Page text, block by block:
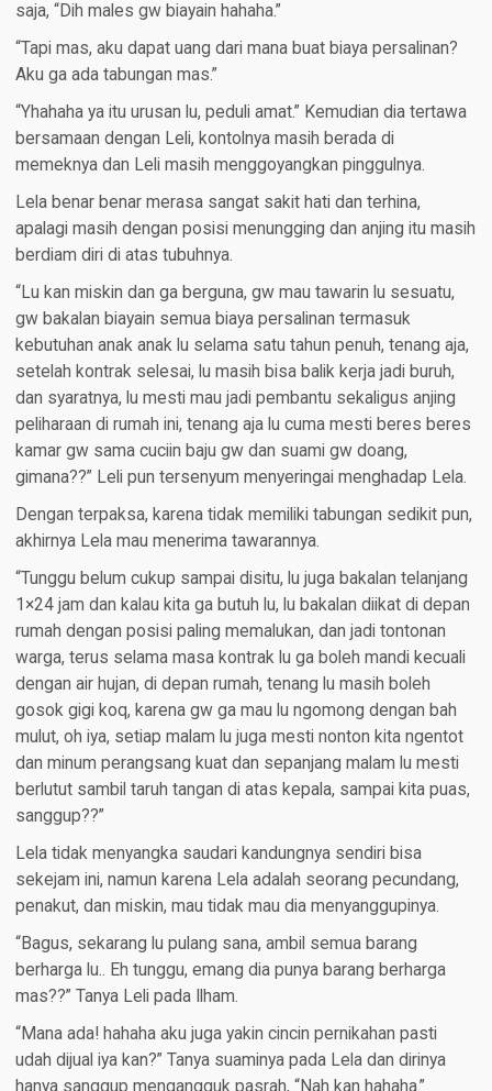
saja, “Dih males gw biayain hahaha.”
“Tapi mas, aku dapat uang dari mana buat biaya persalinan?
Aku ga ada tabungan mas.”
“Yhahaha ya itu urusan lu, peduli amat.” Kemudian dia tertawa
bersamaan dengan Leli, kontolnya masih berada di
memeknya dan Leli masih menggoyangkan pinggulnya.
Lela benar benar merasa sangat sakit hati dan terhina,
apalagi masih dengan posisi menungging dan anjing itu masih
berdiam diri di atas tubuhnya.
“Lu kan miskin dan ga berguna, gw mau tawarin lu sesuatu,
gw bakalan biayain semua biaya persalinan termasuk
kebutuhan anak anak lu selama satu tahun penuh, tenang aja,
setelah kontrak selesai, lu masih bisa balik kerja jadi buruh,
dan syaratnya, lu mesti mau jadi pembantu sekaligus anjing
peliharaan di rumah ini, tenang aja lu cuma mesti beres beres
kamar gw sama cuciin baju gw dan suami gw doang,
gimana??” Leli pun tersenyum menyeringai menghadap Lela.
Dengan terpaksa, karena tidak memiliki tabungan sedikit pun,
akhirnya Lela mau menerima tawarannya.
“Tunggu belum cukup sampai disitu, lu juga bakalan telanjang
1×24 jam dan kalau kita ga butuh lu, lu bakalan diikat di depan
rumah dengan posisi paling memalukan, dan jadi tontonan
warga, terus selama masa kontrak lu ga boleh mandi kecuali
dengan air hujan, di depan rumah, tenang lu masih boleh
gosok gigi koq, karena gw ga mau lu ngomong dengan bah
mulut, oh iya, setiap malam lu juga mesti nonton kita ngentot
dan minum perangsang kuat dan sepanjang malam lu mesti
berlutut sambil taruh tangan di atas kepala, sampai kita puas,
sanggup??”
Lela tidak menyangka saudari kandungnya sendiri bisa
sekejam ini, namun karena Lela adalah seorang pecundang,
penakut, dan miskin, mau tidak mau dia menyanggupinya.
“Bagus, sekarang lu pulang sana, ambil semua barang
berharga lu.. Eh tunggu, emang dia punya barang berharga
mas??” Tanya Leli pada Ilham.
“Mana ada! hahaha aku juga yakin cincin pernikahan pasti
udah dijual iya kan?” Tanya suaminya pada Lela dan dirinya
hanya sanggup mengangguk pasrah, “Nah kan hahaha.”